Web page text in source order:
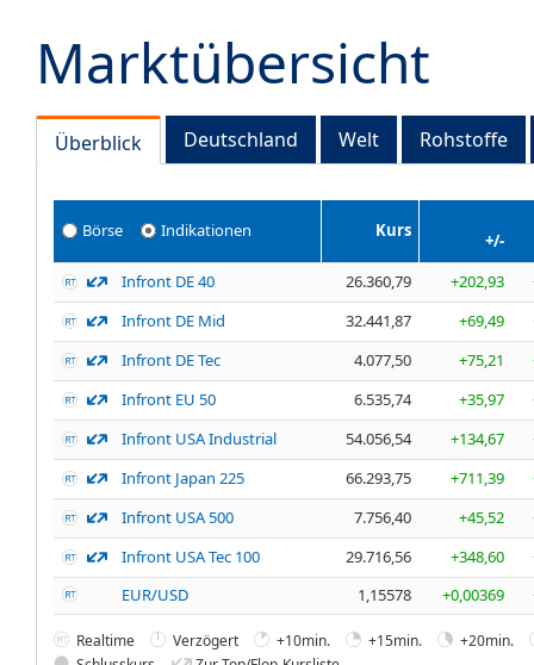
Marktübersicht
Überblick Deutschland Welt Rohstoffe
Börse Indikationen Kurs
+/-
Infront DE 40
26.360,79 +202,93
Infront DE Mid
32.441,87 +69,49
Infront DE Tec
4.077,50 +75,21
Infront EU 50
6.535,74 +35,97
Infront USA Industrial
54.056,54 +134,67
Infront Japan 225
66.293,75 +711,39
Infront USA 500
7.756,40 +45,52
Infront USA Tec 100
29.716,56 +348,60
EUR/USD
1,15578 +0,00369
Realtime Verzögert +10min. +15min.
+20min.